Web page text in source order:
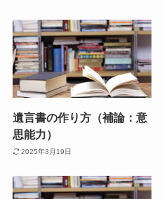
遺言書の作り方（補論：意
思能力）
2025年3月19日